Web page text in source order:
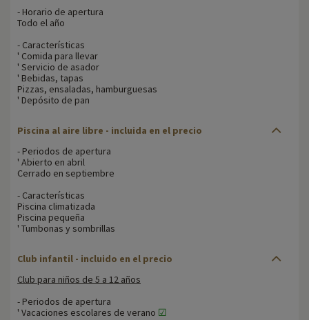
- Horario de apertura
Todo el año
- Características
' Comida para llevar
' Servicio de asador
' Bebidas, tapas
Pizzas, ensaladas, hamburguesas
' Depósito de pan
Piscina al aire libre - incluida en el precio
- Periodos de apertura
' Abierto en abril
Cerrado en septiembre
- Características
Piscina climatizada
Piscina pequeña
' Tumbonas y sombrillas
Club infantil - incluido en el precio
Club para niños de 5 a 12 años
- Periodos de apertura
' Vacaciones escolares de verano ☑